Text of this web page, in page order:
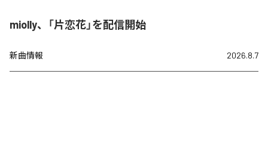
miolly、「片恋花」を配信開始
新曲情報 2026.8.7